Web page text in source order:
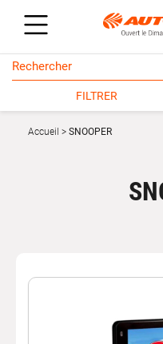
FILTRER
Accueil SNOOPER